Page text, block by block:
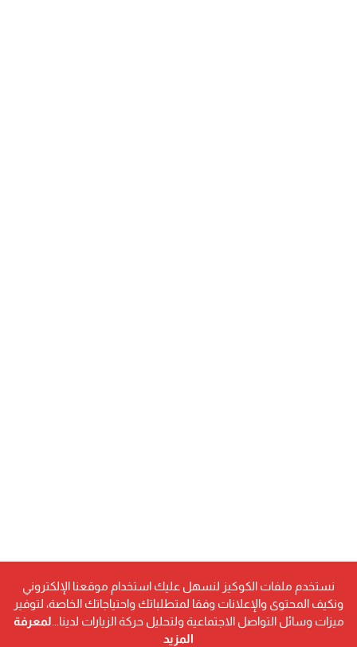
نستخدم ملفات الكوكيز لنسهل عليك استخدام موقعنا الإلكتروني
ونكيف المحتوى والإعلانات وفقا لمتطلباتك واحتياجاتك الخاصة، لتوفير
ميزات وسائل التواصل الاجتماعية ولتحليل حركة الزيارات لدينا... لمعرفة
المزيد